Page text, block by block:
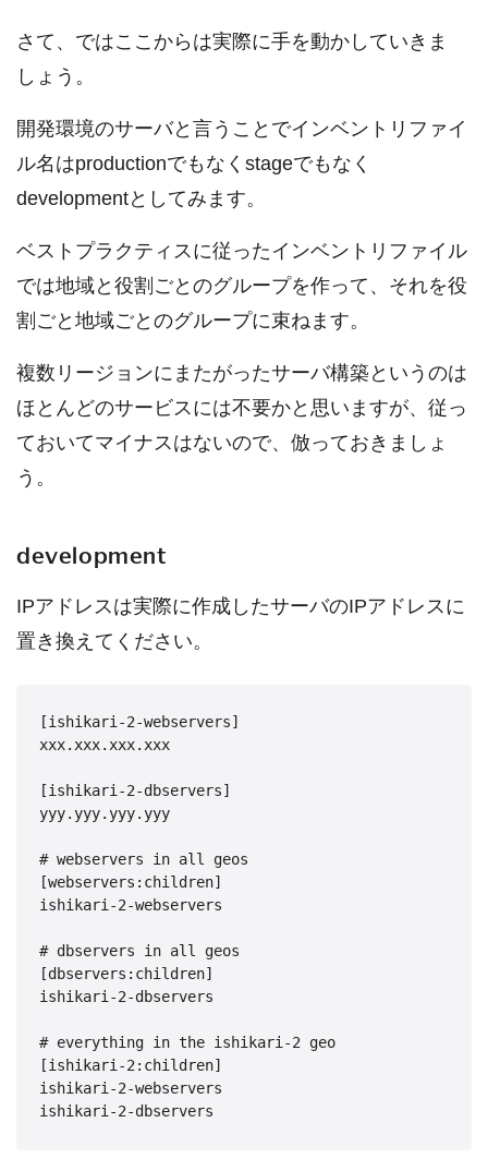
さて、ではここからは実際に手を動かしていきま
しょう。
開発環境のサーバと言うことでインベントリファイ
ル名はproductionでもなくstageでもなく
developmentとしてみます。
ベストプラクティスに従ったインベントリファイル
では地域と役割ごとのグループを作って、それを役
割ごと地域ごとのグループに束ねます。
複数リージョンにまたがったサーバ構築というのは
ほとんどのサービスには不要かと思いますが、従っ
ておいてマイナスはないので、倣っておきましょ
う。
development
IPアドレスは実際に作成したサーバのIPアドレスに
置き換えてください。
[ishikari-2-webservers]
xxx.xxx.xxx.xxx
[ishikari-2-dbservers]
yyy.yyy.yyy.yyy
# webservers in all geos
[webservers:children]
ishikari-2-webservers
# dbservers in all geos
[dbservers:children]
ishikari-2-dbservers
# everything in the ishikari-2 geo
[ishikari-2:children]
ishikari-2-webservers